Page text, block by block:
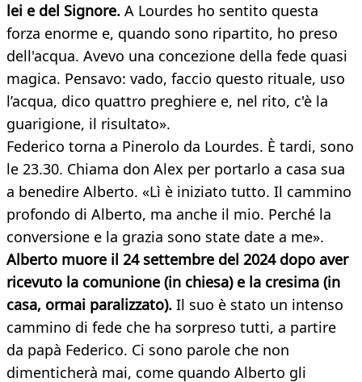
lei e del Signore. A Lourdes ho sentito questa
forza enorme e, quando sono ripartito, ho preso
dell'acqua. Avevo una concezione della fede quasi
magica. Pensavo: vado, faccio questo rituale, uso
l’acqua, dico quattro preghiere e, nel rito, c'è la
guarigione, il risultato».
Federico torna a Pinerolo da Lourdes. È tardi, sono
le 23.30. Chiama don Alex per portarlo a casa sua
a benedire Alberto. «Lì è iniziato tutto. Il cammino
profondo di Alberto, ma anche il mio. Perché la
conversione e la grazia sono state date a me».
Alberto muore il 24 settembre del 2024 dopo aver
ricevuto la comunione (in chiesa) e la cresima (in
casa, ormai paralizzato). Il suo è stato un intenso
cammino di fede che ha sorpreso tutti, a partire
da papà Federico. Ci sono parole che non
dimenticherà mai, come quando Alberto gli